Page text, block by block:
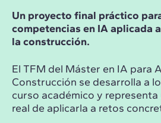
Un proyecto final práctico
competencias en IA aplicada
la construcción.
El TFM del Máster en IA para
Construcción se desarrolla a
curso académico y
real de aplicarla a retos